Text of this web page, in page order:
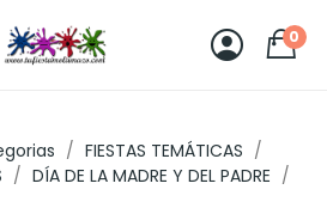
0
FIESTAS TEMÁTICAS
DÍA DE LA MADRE Y DEL PADRE